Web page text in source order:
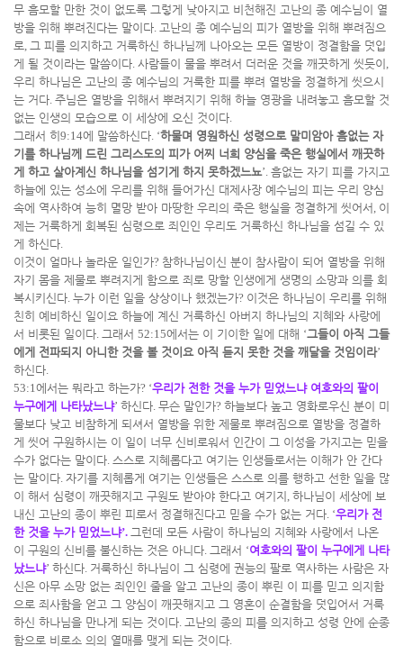
무 흠모할 만한 것이 없도록 그렇게 낮아지고 비천해진 고난의 종 예수님이 열
방을 위해 뿌려진다는 말이다. 고난의 종 예수님의 피가 열방을 위해 뿌려짐으
로, 그 피를 의지하고 거룩하신 하나님께 나아오는 모든 열방이 정결함을 덧입
게 될 것이라는 말씀이다. 사람들이 물을 뿌려서 더러운 것을 깨끗하게 씻듯이 ,
우리 하나님은 고난의 종 예수님의 거룩한 피를 뿌려 열방을 정결하게 씻으시
는 거다. 주님은 열방을 위해서 뿌려지기 위해 하늘 영광을 내려놓고 흠모할 것
없는 인생의 모습으로 이 세상에 오신 것이다.
그래서 히 9:14에 말씀하신다. ‘하물며 영원하신 성령으로 말미암아 흠없는 자
기를 하나님께 드린 그리스도의 피가 어찌 너희 양심을 죽은 행실에서 깨끗하
게 하고 살아계신 하나님을 섬기게 하지 못하겠느뇨’. 흠없는 자기 피를 가지고
하늘에 있는 성소에 우리를 위해 들어가신 대제사장 예수님의 피는 우리 양심
속에 역사하여 능히 멸망 받아 마땅한 우리의 죽은 행실을 정결하게 씻어서 , 이
제는 거룩하게 회복된 심령으로 죄인인 우리도 거룩하신 하나님을 섬길 수 있
게 하신다.
이것이 얼마나 놀라운 일인가? 참하나님이신 분이 참사람이 되어 열방을 위해
자기 몸을 제물로 뿌려지게 함으로 죄로 망할 인생에게 생명의 소망과 의를 회
복시키신다. 누가 이런 일을 상상이나 했겠는가? 이것은 하나님이 우리를 위해
친히 예비하신 일이요 하늘에 계신 거룩하신 아버지 하나님의 지혜와 사랑에
서 비롯된 일이다. 그래서 52:15에서는 이 기이한 일에 대해 ‘그들이 아직 그들
에게 전파되지 아니한 것을 볼 것이요 아직 듣지 못한 것을 깨달을 것임이라’
하신다.
53:1에서는 뭐라고 하는가? ‘우리가 전한 것을 누가 믿었느냐 여호와의 팔이
누구에게 나타났느냐’ 하신다. 무슨 말인가? 하늘보다 높고 영화로우신 분이 미
물보다 낮고 비참하게 되셔서 열방을 위한 제물로 뿌려짐으로 열방을 정결하
게 씻어 구원하시는 이 일이 너무 신비로워서 인간이 그 이성을 가지고는 믿을
수가 없다는 말이다. 스스로 지혜롭다고 여기는 인생들로서는 이해가 안 간다
는 말이다. 자기를 지혜롭게 여기는 인생들은 스스로 의를 행하고 선한 일을 많
이 해서 심령이 깨끗해지고 구원도 받아야 한다고 여기지 , 하나님이 세상에 보
내신 고난의 종이 뿌린 피로서 정결해진다고 믿을 수가 없는 거다. ‘우리가 전
한 것을 누가 믿었느냐’. 그런데 모든 사람이 하나님의 지혜와 사랑에서 나온
이 구원의 신비를 불신하는 것은 아니다. 그래서 ‘여호와의 팔이 누구에게 나타
났느냐’ 하신다. 거룩하신 하나님이 그 심령에 권능의 팔로 역사하는 사람은 자
신은 아무 소망 없는 죄인인 줄을 알고 고난의 종이 뿌린 이 피를 믿고 의지함
으로 죄사함을 얻고 그 양심이 깨끗해지고 그 영혼이 순결함을 덧입어서 거룩
하신 하나님을 만나게 되는 것이다. 고난의 종의 피를 의지하고 성령 안에 순종
함으로 비로소 의의 열매를 맺게 되는 것이다.